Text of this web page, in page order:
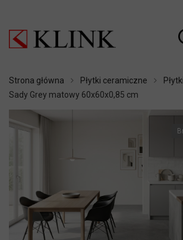
Strona główna Płytki ceramiczne
Sady Grey matowy 60x60x0,85 cm